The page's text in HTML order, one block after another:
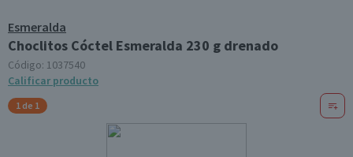
Esmeralda
Choclitos Cóctel Esmeralda 230 g drenado
Código: 1037540
Calificar producto
1 de 1